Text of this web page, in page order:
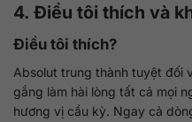
4. Điều tôi thích và
Điều tôi thích?
Absolut trung thành tuyệt đối
gắng làm hài lòng tất cả mọi
hương vị cầu kỳ. Ngay cả